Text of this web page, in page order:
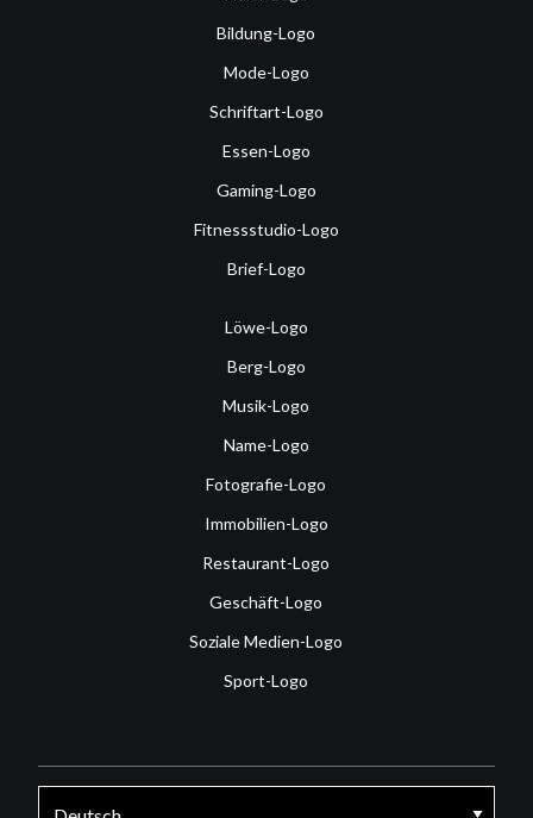
Bildung-Logo
Mode-Logo
Schriftart-Logo
Essen-Logo
Gaming-Logo
Fitnessstudio-Logo
Brief-Logo
Löwe-Logo
Berg-Logo
Musik-Logo
Name-Logo
Fotografie-Logo
Immobilien-Logo
Restaurant-Logo
Geschäft-Logo
Soziale Medien-Logo
Sport-Logo